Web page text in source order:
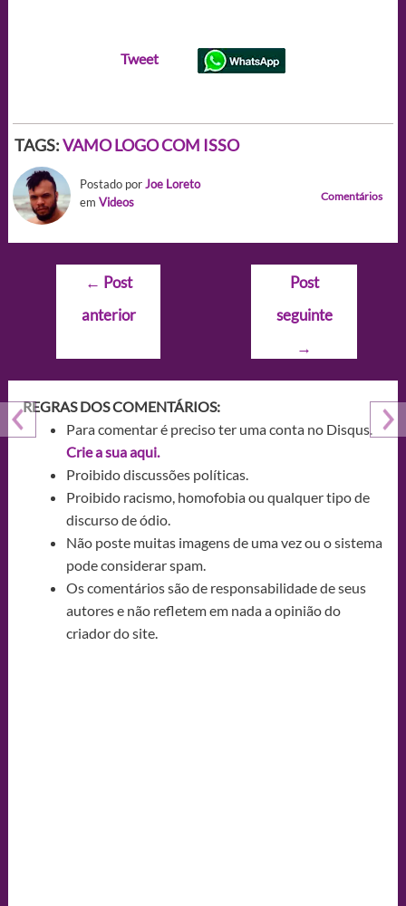
Tweet
TAGS:VAMO LOGO COM ISSO
Postado porJoe Loreto
em Videos Comentários
Navegação
Post
← Post
anterior
Post
seguinte
→
REGRAS DOS COMENTÁRIOS:
Para comentar é preciso ter uma conta no Disqus.
Crie a sua aqui.
Proibido discussões políticas.
Proibido racismo, homofobia ou qualquer tipo de
discurso de ódio.
Não poste muitas imagens de uma vez ou o sistema
pode considerar spam.
Os comentários são de responsabilidade de seus
autores e não refletem em nada a opinião do
criador do site.